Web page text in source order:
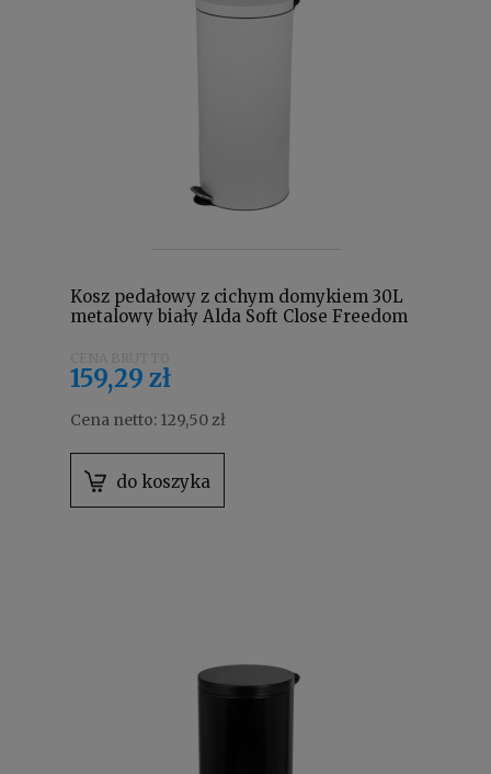
Kosz pedałowy z cichym domykiem 30L
metalowy biały Alda Soft Close Freedom
159,29 zł
Cena netto: 129,50 zł
do koszyka